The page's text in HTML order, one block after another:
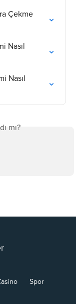
Çekme
Nasıl
Nasıl
mı?
Spor